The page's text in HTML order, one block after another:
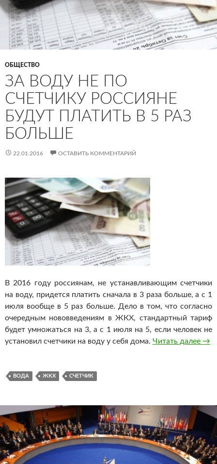
ОБЩЕСТВО
ЗА ВОДУ НЕ ПО
СЧЕТЧИКУ РОССИЯНЕ
БУДУТ ПЛАТИТЬ В 5 РАЗ
БОЛЬШЕ
22.01.2016 ОСТАВИТЬ КОММЕНТАРИЙ
В 2016 году россиянам, не устанавливающим счетчики
на воду, придется платить сначала в 3 раза больше, а с 1
июля вообще в 5 раз больше. Дело в том, что согласно
очередным нововведениям в ЖКХ, стандартный тариф
будет умножаться на 3, а с 1 июля на 5, если человек не
установил счетчики на воду у себя дома. Читать далее За
→
ВОДА ЖКХ СЧЕТЧИК